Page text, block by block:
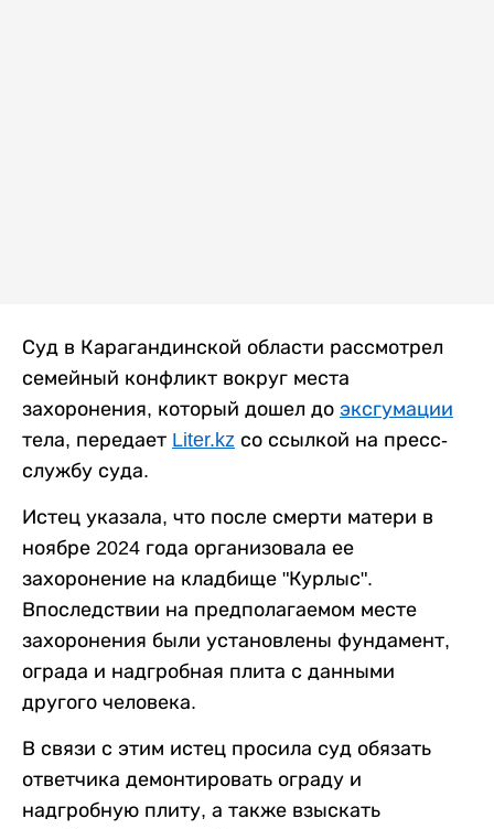
Суд в Карагандинской области рассмотрел
семейный конфликт вокруг места
захоронения, который дошел до эксгумации
тела, передает Liter.kz со ссылкой на пресс-
службу суда.
Истец указала, что после смерти матери в
ноябре 2024 года организовала ее
захоронение на кладбище "Курлыс".
Впоследствии на предполагаемом месте
захоронения были установлены фундамент,
ограда и надгробная плита с данными
другого человека.
В связи с этим истец просила суд обязать
ответчика демонтировать ограду и
надгробную плиту, а также взыскать